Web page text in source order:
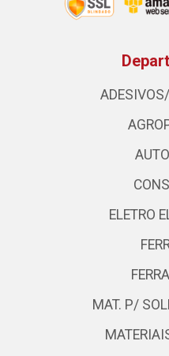
ELETRO
MAT. P/